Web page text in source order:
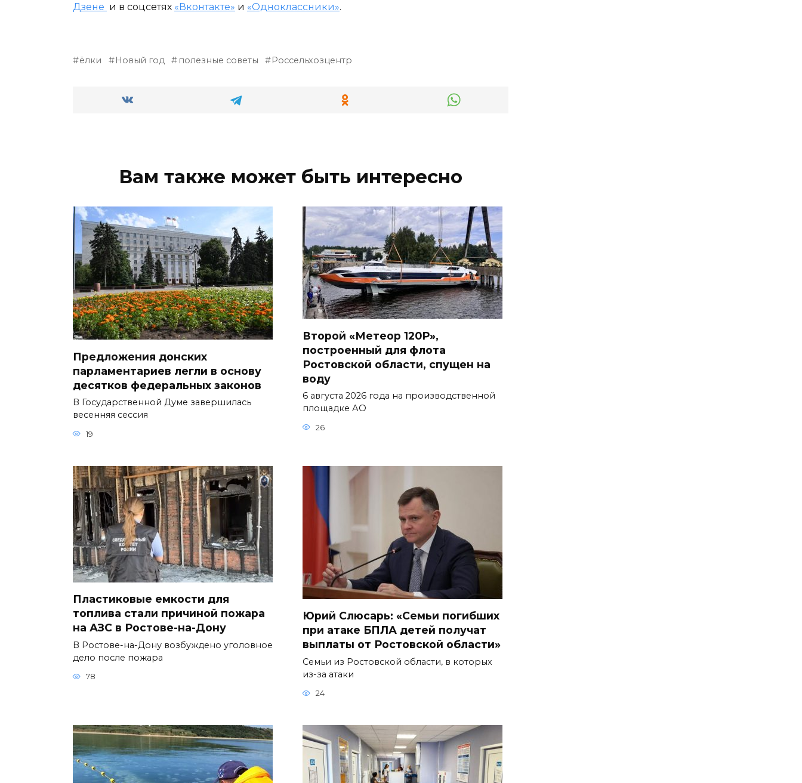
Дзене и в соцсетях «Вконтакте» и «Одноклассники».
ёлки Новый год полезные советы Россельхозцентр
Вам также может быть интересно
Предложения донских
парламентариев легли в основу
десятков федеральных законов
В Государственной Думе завершилась
весенняя сессия
19
Второй «Метеор 120Р»,
построенный для флота
Ростовской области, спущен на
воду
6 августа 2026 года на производственной
площадке АО
26
Пластиковые емкости для
топлива стали причиной пожара
на АЗС в Ростове-на-Дону
В Ростове-на-Дону возбуждено уголовное
дело после пожара
78
Юрий Слюсарь: «Семьи погибших
при атаке БПЛА детей получат
выплаты от Ростовской области»
Семьи из Ростовской области, в которых
из-за атаки
24